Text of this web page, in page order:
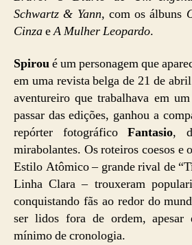
Schwartz & Yann, com os álbuns
CinzaeA Mulher Leopardo.
Spiroué um personagem que
em uma revista belga de 21 de
aventureiro que trabalhava em
passar das edições, ganhou a
repórter fotográfico Fantasio,
mirabolantes. Os roteiros coesos e
Estilo Atômico – grande rival de
Linha Clara – trouxeram
conquistando fãs ao redor do
ser lidos fora de ordem, apesar
mínimo de cronologia.